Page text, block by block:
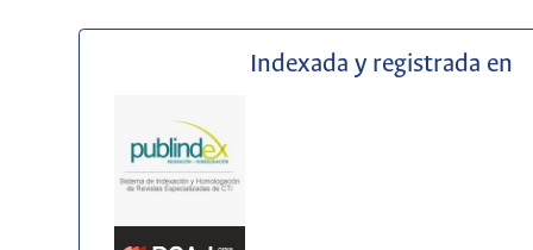
Indexada y registrada en